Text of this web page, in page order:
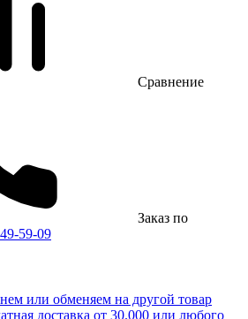
Сравнение
Заказ по
59-09
или обменяем на другой товар
доставка от 30.000 или любого